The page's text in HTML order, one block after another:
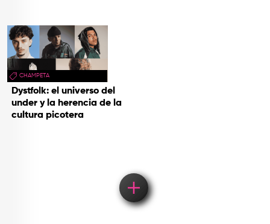
CHAMPETA
Dystfolk: el universo del
under y la herencia de la
cultura picotera